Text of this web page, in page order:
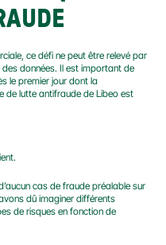
ce défi ne peut être relevé par
des données. Il est important de
le premier jour dont la
de lutte antifraude de Libeo est
cas de fraude préalable sur
dû imaginer différents
de risques en fonction de